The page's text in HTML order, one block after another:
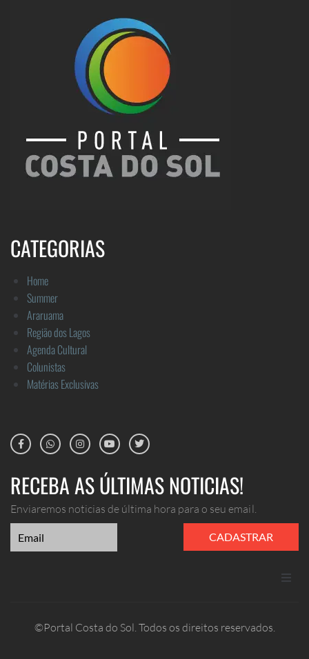
CATEGORIAS
Home
Summer
Araruama
Região dos Lagos
Agenda Cultural
Colunistas
Matérias Exclusivas
RECEBA AS ÚLTIMAS NOTICIAS!
Enviaremos noticias de última hora para o seu email.
CADASTRAR
©Portal Costa do Sol. Todos os direitos reservados.